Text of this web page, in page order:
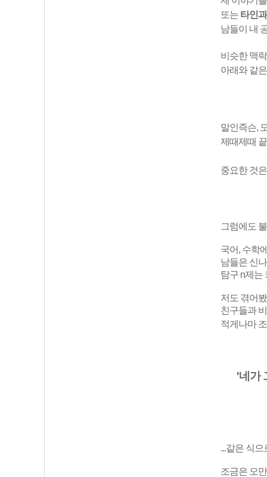
또는 타인
남들이 내
비슷한 맥
아래와 같
말인즉슨,
제때제때
중요한 것
그럼에도
국어, 수학
남들은 신
탐구 n제는
저도 겪어
친구들과
적게나마
'네가
...같은 식으
조금은 오